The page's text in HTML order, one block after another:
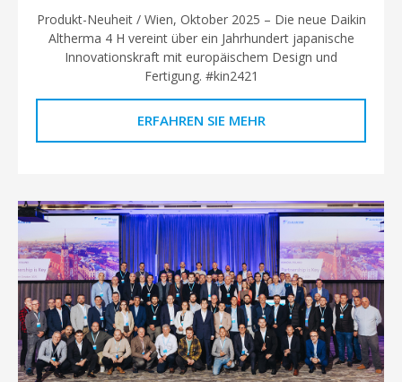
Produkt-Neuheit / Wien, Oktober 2025 – Die neue Daikin
Altherma 4 H vereint über ein Jahrhundert japanische
Innovationskraft mit europäischem Design und
Fertigung. #kin2421
ERFAHREN SIE MEHR